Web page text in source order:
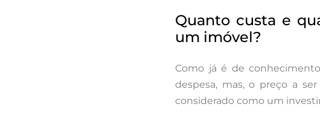
Quanto custa e
um imóvel?
Como já é de
despesa, mas, o preço a
considerado como um